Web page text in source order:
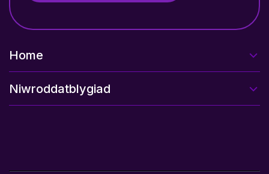
Home
Niwroddatblygiad